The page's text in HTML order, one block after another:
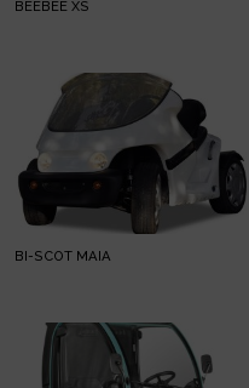
BEEBEE XS
BI-SCOT MAIA